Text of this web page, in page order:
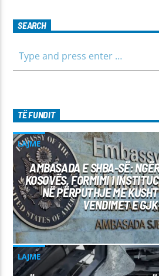
kanë, por edhe përfitimin e njohurive të reja. Çdo të
10:00-12:00 Moderatore: Luljeta Beqiri Kontakti: Viber: +383
SEARCH
TË FUNDIT
LAJME
AMBASADA E SHBA-SË:
KOSOVËS, FORMIMI I
NË PËRPUTHJE ME
VENDIMET E
LAJME